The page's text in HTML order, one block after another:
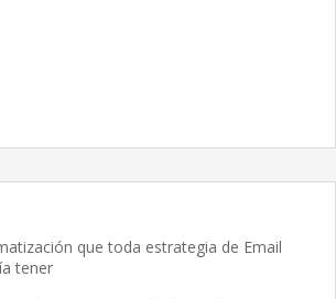
que toda estrategia de Email
tener